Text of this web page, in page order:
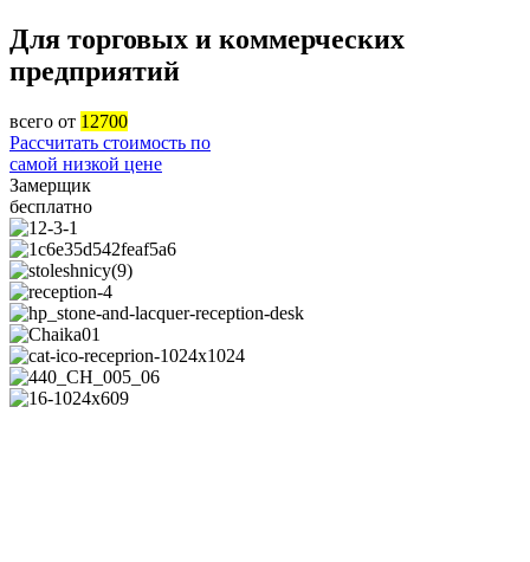
Для торговых и коммерческих
предприятий
всего от 12700
Рассчитать стоимость по
самой низкой цене
Замерщик
бесплатно